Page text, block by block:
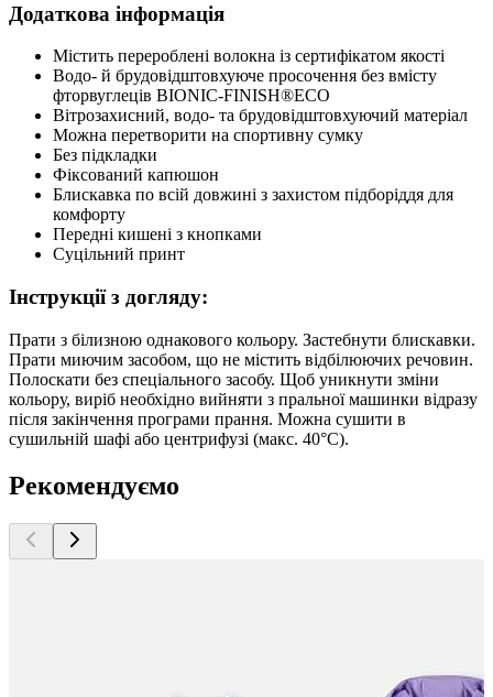
Додаткова інформація
Містить перероблені волокна із сертифікатом якості
Водо- й брудовідштовхуюче просочення без вмісту
фторвуглеців BIONIC-FINISH®ECO
Вітрозахисний, водо- та брудовідштовхуючий матеріал
Можна перетворити на спортивну сумку
Без підкладки
Фіксований капюшон
Блискавка по всій довжині з захистом підборіддя для
комфорту
Передні кишені з кнопками
Суцільний принт
Інструкції з догляду:
Прати з білизною однакового кольору. Застебнути блискавки.
Прати миючим засобом, що не містить відбілюючих речовин.
Полоскати без спеціального засобу. Щоб уникнути зміни
кольору, виріб необхідно вийняти з пральної машинки відразу
після закінчення програми прання. Можна сушити в
сушильній шафі або центрифузі (макс. 40°C).
Рекомендуємо